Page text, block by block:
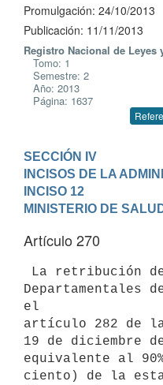
Promulgación: 24/10/2013
Publicación: 11/11/2013
Registro Nacional de Leyes
Tomo: 1
Semestre: 2
Año: 2013
Página: 1637
SECCIÓN IV
INCISOS DE LA
INCISO 12
MINISTERIO DE
Artículo 270
Departamentales
el
artículo 282 de
19 de diciembre
equivalente al
ciento) de la